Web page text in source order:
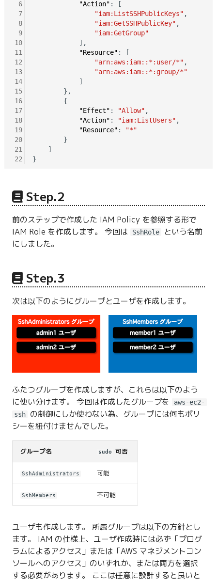
6
7
8
9
10
11
12
13
14
15
16
17
18
19
20
21
22
"Action" : [
"iam:ListSSHPublicKeys" ,
"iam:GetSSHPublicKey" ,
"iam:GetGroup"
            ],
"Resource" : [
"arn:aws:iam::*:user/*" ,
"arn:aws:iam::*:group/*"
            ]
        },
        {
"Effect" : "Allow" ,
"Action" : "iam:ListUsers" ,
"Resource" :
"*"
        }
    ]
Step.2
前のステップで作成した IAM Policy を参照する形で
IAM Role を作成します。 今回は
SshRole
という名前
にしました。
Step.3
次は以下のようにグループとユーザを作成します。
ふたつグループを作成しますが、これらは以下のよう
に使い分けます。 今回は作成したグループを
aws-ec2-
ssh
の制御にしか使わない為、グループには何もポリ
シーを紐付けませんでした。
グループ名 sudo 可否
SshAdministrators 可能
SshMembers 不可能
ユーザも作成します。 所属グループは以下の方針とし
ます。 IAM の仕様上、ユーザ作成時には必ず「プログ
ラムによるアクセス」または「AWS マネジメントコン
ソールへのアクセス」のいずれか、または両方を選択
する必要があります。 ここは任意に設計すると良いと